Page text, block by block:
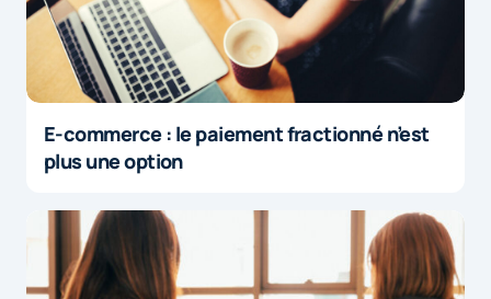
E-commerce : le paiement fractionné n’est
plus une option